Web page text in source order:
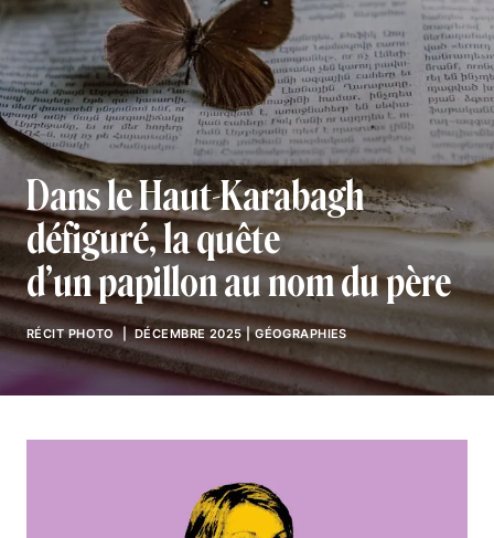
Dans le Haut-Karabagh
défiguré, la quête
d’un papillon au nom du père
RÉCIT PHOTO| DÉCEMBRE 2025|GÉOGRAPHIES